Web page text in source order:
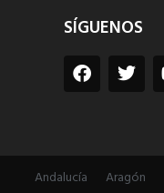
SÍGUENOS
Andalucía Aragón